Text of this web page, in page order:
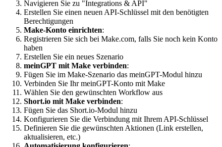
Navigieren Sie zu "Integrations & API"
Erstellen Sie einen neuen API-Schlüssel mit den benötigten
Berechtigungen
Make-Konto einrichten:
Registrieren Sie sich bei Make.com, falls Sie noch kein Konto
haben
Erstellen Sie ein neues Szenario
meinGPT mit Make verbinden:
Fügen Sie im Make-Szenario das meinGPT-Modul hinzu
Verbinden Sie Ihr meinGPT-Konto mit Make
Wählen Sie den gewünschten Workflow aus
Short.io mit Make verbinden:
Fügen Sie das Short.io-Modul hinzu
Konfigurieren Sie die Verbindung mit Ihrem API-Schlüssel
Definieren Sie die gewünschten Aktionen (Link erstellen,
aktualisieren, etc.)